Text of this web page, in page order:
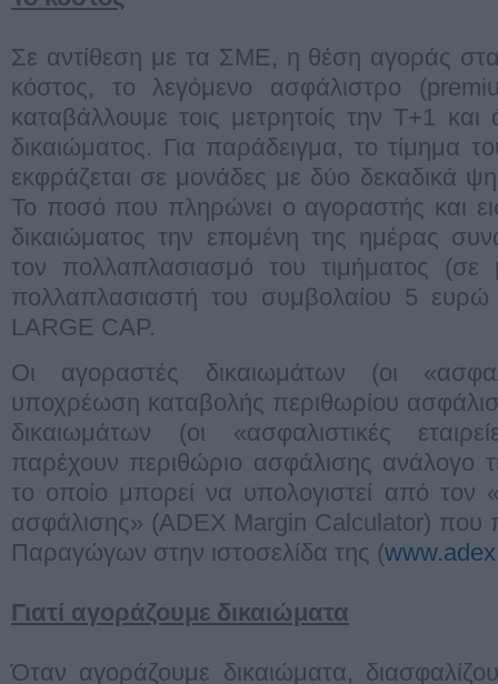
Σε αντίθεση με τα ΣΜΕ, η θέση αγοράς στα
κόστος, το λεγόμενο ασφάλιστρο
καταβάλλουμε τοις μετρητοίς την Τ+1
δικαιώματος. Για παράδειγμα, το τίμημα
εκφράζεται σε μονάδες με δύο δεκαδικά
Το ποσό που πληρώνει ο αγοραστής και
δικαιώματος την επομένη της ημέρας
τον πολλαπλασιασμό του τιμήματος (σε
πολλαπλασιαστή του συμβολαίου 5
LARGE CAP.
Oι αγοραστές δικαιωμάτων (οι
υποχρέωση καταβολής περιθωρίου
δικαιωμάτων (οι «ασφαλιστικές
παρέχουν περιθώριο ασφάλισης ανάλογο
το οποίο μπορεί να υπολογιστεί από τον
ασφάλισης» (ADEX Margin Calculator) που
Παραγώγων στην ιστοσελίδα της (
Γιατί αγοράζουμε δικαιώματα
Όταν αγοράζουμε δικαιώματα,